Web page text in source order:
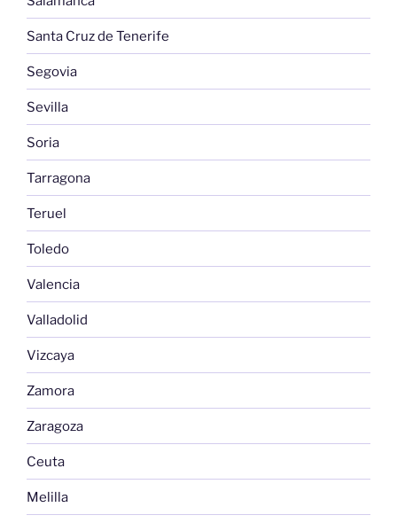
Santa Cruz de Tenerife
Segovia
Sevilla
Soria
Tarragona
Teruel
Toledo
Valencia
Valladolid
Vizcaya
Zamora
Zaragoza
Ceuta
Melilla